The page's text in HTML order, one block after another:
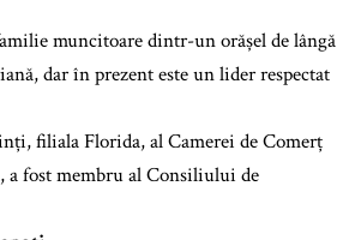
muncitoare dintr-un orășel de lângă
dar în prezent este un lider respectat
filiala Florida, al Camerei de Comerț
a fost membru al Consiliului de